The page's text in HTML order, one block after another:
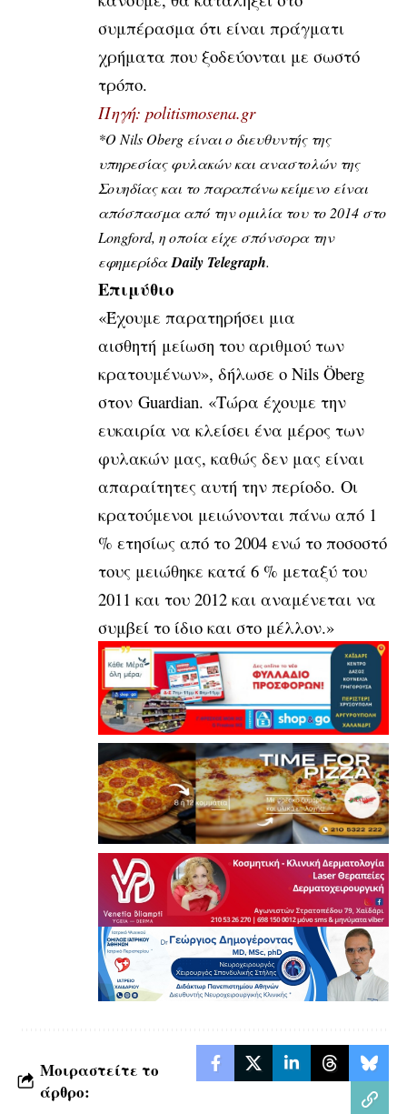
συμπέρασμα ότι είναι πράγματι
χρήματα που ξοδεύονται με σωστό
τρόπο.
Πηγή: politismosena.gr
*Ο Nils Oberg είναι ο διευθυντής της
υπηρεσίας φυλακών και αναστολών της
Σουηδίας και το παραπάνω κείμενο είναι
απόσπασμα από την ομιλία του το 2014 στο
Longford, η οποία είχε σπόνσορα την
εφημερίδαDaily Telegraph.
Επιμύθιο
«Έχουμε παρατηρήσει μια
αισθητή μείωση του αριθμού των
κρατουμένων», δήλωσε ο Nils Öberg
στον Guardian. «Τώρα έχουμε την
ευκαιρία να κλείσει ένα μέρος των
φυλακών μας, καθώς δεν μας είναι
απαραίτητες αυτή την περίοδο. Οι
κρατούμενοι μειώνονται πάνω από 1
% ετησίως από το 2004 ενώ το ποσοστό
τους μειώθηκε κατά 6 % μεταξύ του
2011 και του 2012 και αναμένεται να
συμβεί το ίδιο και στο μέλλον.»
Μοιραστείτε το
άρθρο: